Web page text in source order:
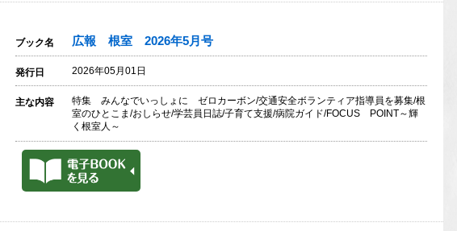
ブック名
広報 根室 2026年5月号
発行日 2026年05月01日
主な内容
特集 みんなでいっしょに ゼロカーボン/交通安全ボランティア指導員を募集/根
室のひとこま/おしらせ/学芸員日誌/子育て支援/病院ガイド/FOCUS POINT～輝
く根室人～